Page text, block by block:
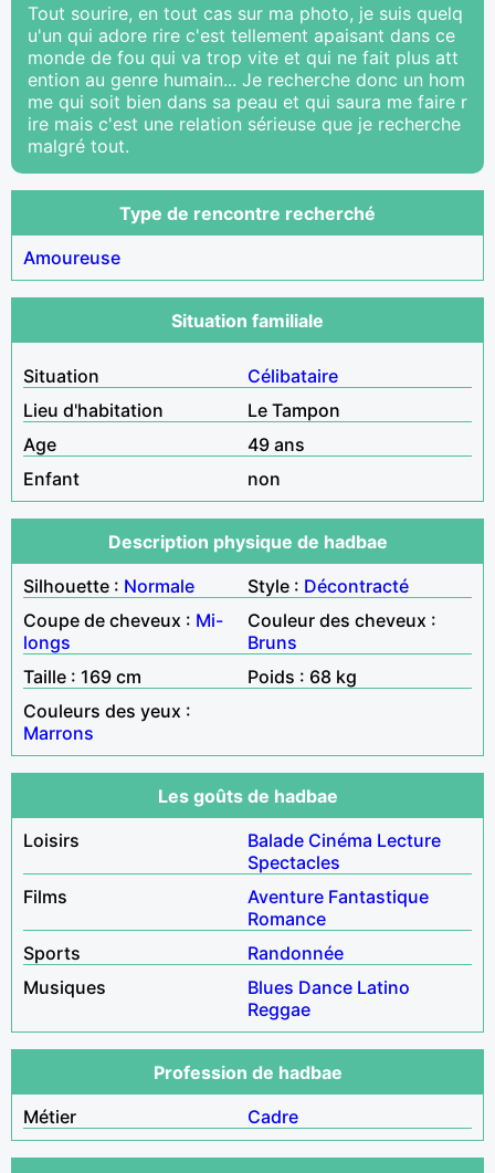
Tout sourire, en tout cas sur ma photo, je suis quelq
u'un qui adore rire c'est tellement apaisant dans ce
monde de fou qui va trop vite et qui ne fait plus att
ention au genre humain... Je recherche donc un hom
me qui soit bien dans sa peau et qui saura me faire r
ire mais c'est une relation sérieuse que je recherche
malgré tout.
Type de rencontre recherché
Amoureuse
Situation familiale
Situation
Célibataire
Lieu d'habitation
Le Tampon
Age
49 ans
Enfant
non
Description physique de hadbae
Silhouette : Normale Style : Décontracté
Coupe de cheveux : Mi-
longs
Couleur des cheveux :
Bruns
Taille : 169 cm
Poids : 68 kg
Couleurs des yeux :
Marrons
Les goûts de hadbae
Loisirs
Balade Cinéma Lecture
Spectacles
Films
Aventure Fantastique
Romance
Sports
Randonnée
Musiques
Blues Dance Latino
Reggae
Profession de hadbae
Métier
Cadre